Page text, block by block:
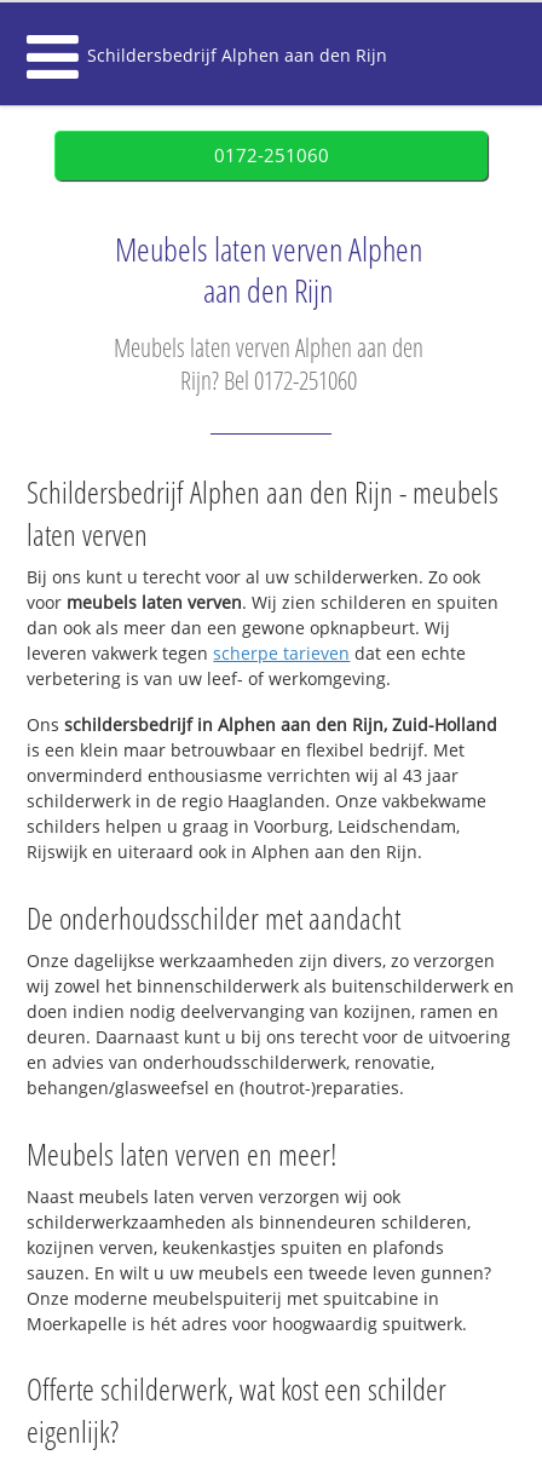
Schildersbedrijf Alphen aan den Rijn
0172-251060
Meubels laten verven Alphen
aan den Rijn
Meubels laten verven Alphen aan den
Rijn? Bel 0172-251060
Schildersbedrijf Alphen aan den Rijn - meubels
laten verven
Bij ons kunt u terecht voor al uw schilderwerken. Zo ook
voor meubels laten verven. Wij zien schilderen en spuiten
dan ook als meer dan een gewone opknapbeurt. Wij
leveren vakwerk tegenscherpe tarieven dat een echte
verbetering is van uw leef- of werkomgeving.
Onsschildersbedrijf in Alphen aan den Rijn, Zuid-Holland
is een klein maar betrouwbaar en flexibel bedrijf. Met
onverminderd enthousiasme verrichten wij al 43 jaar
schilderwerk in de regio Haaglanden. Onze vakbekwame
schilders helpen u graag in Voorburg, Leidschendam,
Rijswijk en uiteraard ook in Alphen aan den Rijn.
De onderhoudsschilder met aandacht
Onze dagelijkse werkzaamheden zijn divers, zo verzorgen
wij zowel het binnenschilderwerk als buitenschilderwerk en
doen indien nodig deelvervanging van kozijnen, ramen en
deuren. Daarnaast kunt u bij ons terecht voor de uitvoering
en advies van onderhoudsschilderwerk, renovatie,
behangen/glasweefsel en (houtrot-)reparaties.
Meubels laten verven en meer!
Naast meubels laten verven verzorgen wij ook
schilderwerkzaamheden als binnendeuren schilderen,
kozijnen verven, keukenkastjes spuiten en plafonds
sauzen. En wilt u uw meubels een tweede leven gunnen?
Onze moderne meubelspuiterij met spuitcabine in
Moerkapelle is hét adres voor hoogwaardig spuitwerk.
Offerte schilderwerk, wat kost een schilder
eigenlijk?